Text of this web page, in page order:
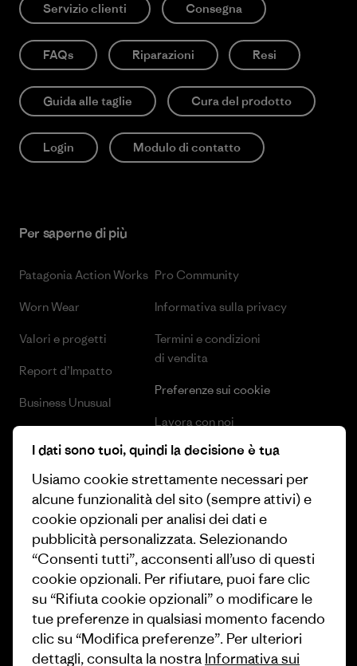
Servizio clienti Consegna
FAQs Riparazioni Resi
Guida alle taglie Cura del prodotto
Login Modulo di contatto
Per saperne di più
Patagonia Action Works
Worn Wear
Valori e progetti
Report d’Impatto
Business Unusual
Come finanziamo
Buoni regalo
Trova un negozio
Pro Community
Informativa sulla privacy
Termini e condizioni
di vendita
Preferenze sui cookie
Lavora con noi
Stampa e media
Industry program
Programma di affiliazione
Patagonia Italia Mappa del sito
© 2026 Patagonia, Inc. All Rights Reserved.
I dati sono tuoi, quindi la decisione è tua
Usiamo cookie strettamente necessari per
alcune funzionalità del sito (sempre attivi) e
cookie opzionali per analisi dei dati e
pubblicità personalizzata. Selezionando
“Consenti tutti”, acconsenti all’uso di questi
cookie opzionali. Per rifiutare, puoi fare clic
su “Rifiuta cookie opzionali” o modificare le
tue preferenze in qualsiasi momento facendo
clic su “Modifica preferenze”. Per ulteriori
dettagli, consulta la nostra Informativa sui